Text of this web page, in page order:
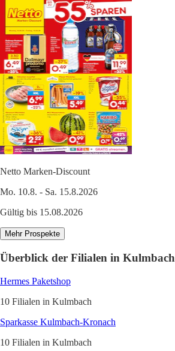
Netto Marken-Discount
Mo. 10.8. - Sa. 15.8.2026
Gültig bis 15.08.2026
Mehr Prospekte
Überblick der Filialen in Kulmbach
Hermes Paketshop
10 Filialen in Kulmbach
Sparkasse Kulmbach-Kronach
10 Filialen in Kulmbach